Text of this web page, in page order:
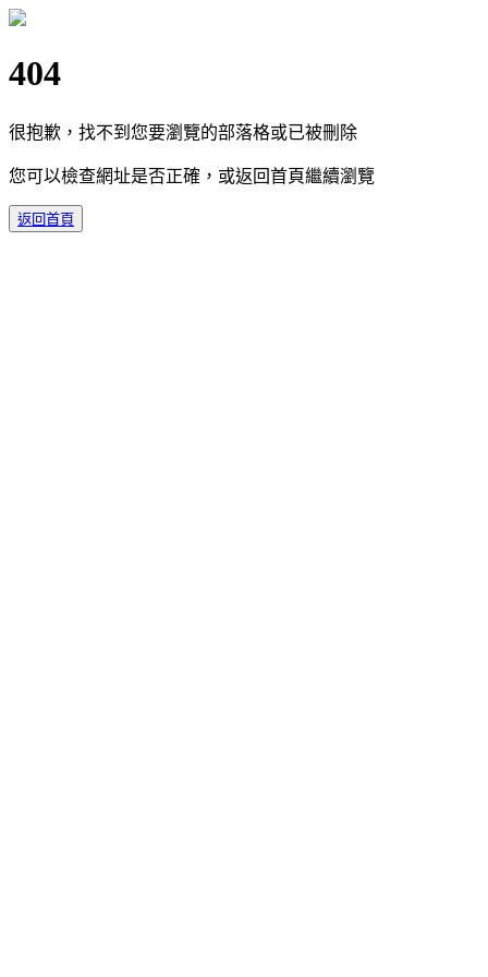
404
很抱歉，找不到您要瀏覽的部落格或已被刪除
您可以檢查網址是否正確，或返回首頁繼續瀏覽
返回首頁